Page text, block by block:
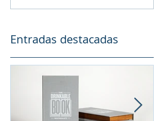
Entradas destacadas